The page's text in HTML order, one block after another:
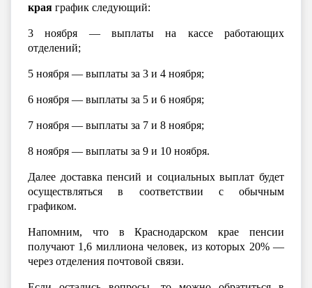
края график следующий:
3 ноября — выплаты на кассе работающих
отделений;
5 ноября — выплаты за 3 и 4 ноября;
6 ноября — выплаты за 5 и 6 ноября;
7 ноября — выплаты за 7 и 8 ноября;
8 ноября — выплаты за 9 и 10 ноября.
Далее доставка пенсий и социальных выплат будет
осуществляться в соответствии с обычным
графиком.
Напомним, что в Краснодарском крае пенсии
получают 1,6 миллиона человек, из которых 20% —
через отделения почтовой связи.